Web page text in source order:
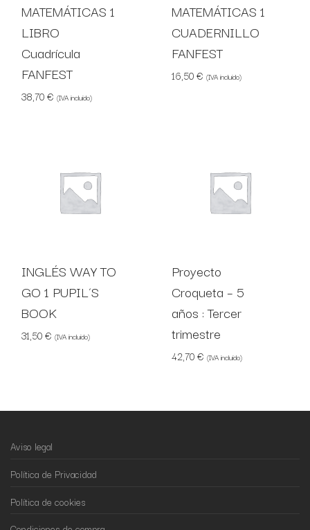
MATEMÁTICAS 1
LIBRO
Cuadrícula
FANFEST
38,70€ (IVA incluido)
MATEMÁTICAS 1
CUADERNILLO
FANFEST
16,50€ (IVA incluido)
INGLÉS WAY TO
GO 1 PUPIL´S
BOOK
31,50€ (IVA incluido)
Proyecto
Croqueta – 5
años : Tercer
trimestre
42,70€ (IVA incluido)
Aviso legal
Política de Privacidad
Política de cookies